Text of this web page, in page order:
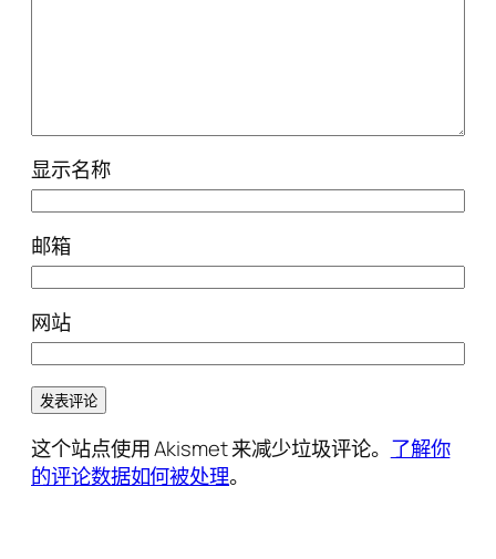
显示名称
邮箱
网站
这个站点使用 Akismet 来减少垃圾评论。 了解你
的评论数据如何被处理。